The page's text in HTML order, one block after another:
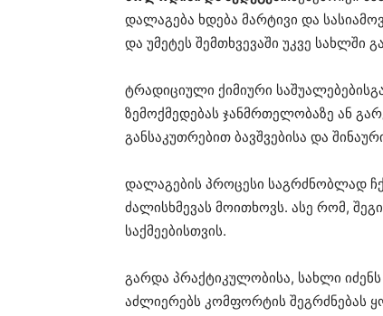
დალაგება ხდება მარტივი და
და უმეტეს შემთხვევაში უკვე სახლში
ტრადიციული ქიმიური
ზემოქმედებას ჯანმრთელობაზე ან
განსაკუთრებით ბავშვებისა და
დალაგების პროცესი საგრძნობლად
ძალისხმევას მოითხოვს. ასე რომ,
საქმეებისთვის.
გარდა პრაქტიკულობისა, სახლი
აძლიერებს კომფორტის შეგრძნებას